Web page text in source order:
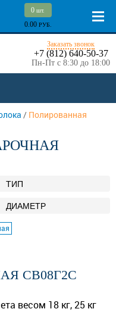
0 шт.
0.00 РУБ.
Заказать звонок
+7 (812) 640-50-37
Пн-Пт с 8:30 до 18:00
/ Полированная
ТИП
ДИАМЕТР
СВ08Г2С
весом 18 кг, 25 кг